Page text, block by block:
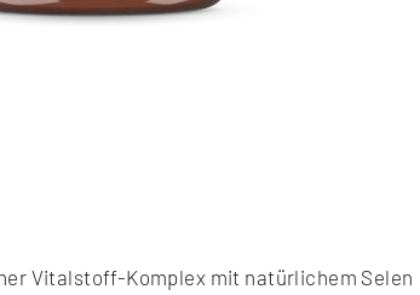
Vitalstoff-Komplex mit natürlichem Selen